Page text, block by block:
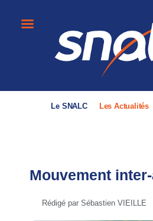
Le SNALC Les Actualités
Mouvement
Rédigé par Sébastien VIEILLE